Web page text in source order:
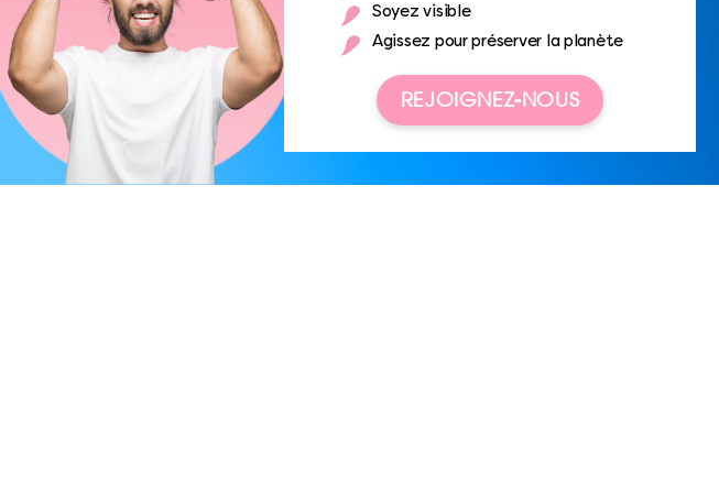
Soyez visible
Agissez pour préserver la planète
REJOIGNEZ-NOUS